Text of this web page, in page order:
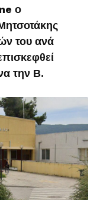
ο
του ανά
την Β.